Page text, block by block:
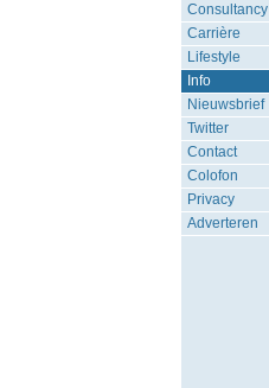
Consultancy
Carrière
Lifestyle
Info
Nieuwsbrief
Twitter
Contact
Colofon
Privacy
Adverteren